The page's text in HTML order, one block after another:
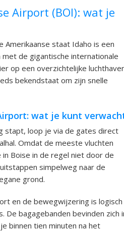
Airport (BOI): wat je
Amerikaanse staat Idaho is een
de gigantische internationale
op een overzichtelijke
bekendstaat om zijn snelle
wat je kunt
stapt, loop je via de gates direct
Omdat de meeste vluchten
in Boise in de regel niet door de
simpelweg naar de
grond.
en de bewegwijzering is logisch
De bagagebanden bevinden zich
binnen tien minuten na het